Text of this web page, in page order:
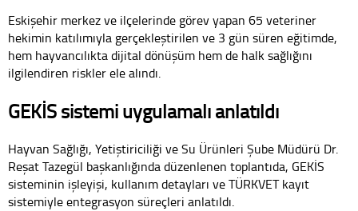
Eskişehir merkez ve ilçelerinde görev yapan 65 veteriner
hekimin katılımıyla gerçekleştirilen ve 3 gün süren eğitimde,
hem hayvancılıkta dijital dönüşüm hem de halk sağlığını
ilgilendiren riskler ele alındı.
GEKİS sistemi uygulamalı anlatıldı
Hayvan Sağlığı, Yetiştiriciliği ve Su Ürünleri Şube Müdürü Dr.
Reşat Tazegül başkanlığında düzenlenen toplantıda, GEKİS
sisteminin işleyişi, kullanım detayları ve TÜRKVET kayıt
sistemiyle entegrasyon süreçleri anlatıldı.